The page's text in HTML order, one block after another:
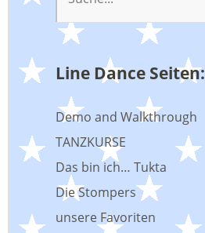
Line Dance Seiten:
Demo and Walkthrough
TANZKURSE
Das bin ich… Tukta
Die Stompers
unsere Favoriten